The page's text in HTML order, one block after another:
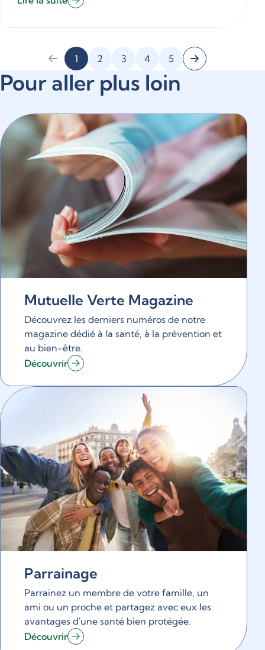
1 2 3 4 5
Pour aller plus loin
Mutuelle Verte Magazine
Découvrez les derniers numéros de notre
magazine dédié à la santé, à la prévention et
au bien-être.
Découvrir
Parrainage
Parrainez un membre de votre famille, un
ami ou un proche et partagez avec eux les
avantages d'une santé bien protégée.
Découvrir